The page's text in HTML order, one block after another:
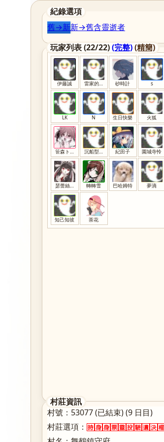
紀錄選項
舊→新新→舊含靈逝者
玩家列表 (22/22)(完整)(精簡)
伊藤誠 雷家的廢柴提督砂時計 s
LK N 生日快樂 火狐
笹森トモエ 沉船型提督 紀田子 園城寺怜
瑟蕾絲媞亞 轉轉雪 巴哈姆特 夢滴
知己知彼 茶花
村莊資訊
村號：53077 (已結束) (9 日目)
村莊選項：